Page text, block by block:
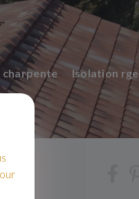
Isolation rge